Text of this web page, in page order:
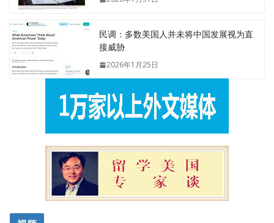
民调：多数美国人并未将中国发展视为直
接威胁
2026年1月25日